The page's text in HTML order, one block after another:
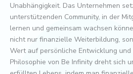
Unabhängigkeit. Das Unternehmen
unterstützenden Community, in der
lernen und gemeinsam wachsen
nicht nur finanzielle Weiterbildung,
Wert auf persönliche Entwicklung und
Philosophie von Be Infinity dreht sich